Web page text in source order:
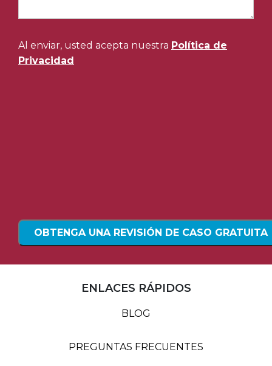
Al enviar, usted acepta nuestra Política de
Privacidad
ENLACES RÁPIDOS
BLOG
PREGUNTAS FRECUENTES